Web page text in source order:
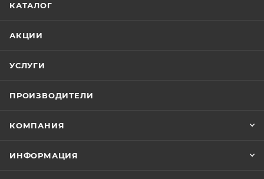
КАТАЛОГ
АКЦИИ
УСЛУГИ
ПРОИЗВОДИТЕЛИ
КОМПАНИЯ
ИНФОРМАЦИЯ